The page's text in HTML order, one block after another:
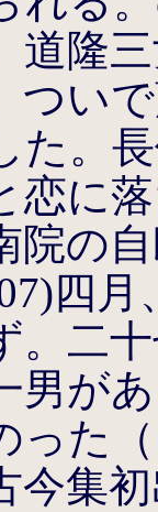
道隆
つい
た。
恋に
院の
四
。二
男が
った
今集